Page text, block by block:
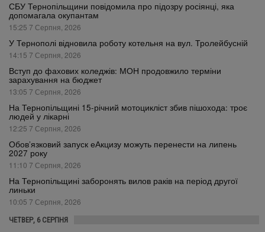
СБУ Тернопільщини повідомила про підозру росіянці, яка
допомагала окупантам
15:25 7 Серпня, 2026
У Тернополі відновила роботу котельня на вул. Тролейбусній
14:15 7 Серпня, 2026
Вступ до фахових коледжів: МОН продовжило терміни
зарахування на бюджет
13:05 7 Серпня, 2026
На Тернопільщині 15-річний мотоцикліст збив пішохода: троє
людей у лікарні
12:25 7 Серпня, 2026
Обов’язковий запуск еАкцизу можуть перенести на липень
2027 року
11:10 7 Серпня, 2026
На Тернопільщині заборонять вилов раків на період другої
линьки
10:05 7 Серпня, 2026
ЧЕТВЕР, 6 СЕРПНЯ